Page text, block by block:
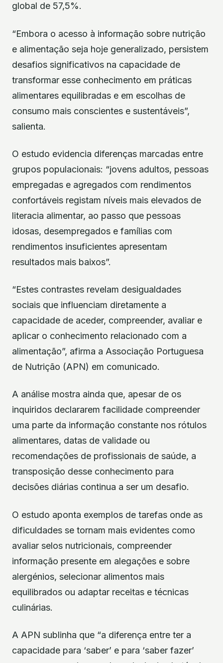
global de 57,5%.
“Embora o acesso à informação sobre nutrição
e alimentação seja hoje generalizado, persistem
desafios significativos na capacidade de
transformar esse conhecimento em práticas
alimentares equilibradas e em escolhas de
consumo mais conscientes e sustentáveis”,
salienta.
O estudo evidencia diferenças marcadas entre
grupos populacionais: “jovens adultos, pessoas
empregadas e agregados com rendimentos
confortáveis registam níveis mais elevados de
literacia alimentar, ao passo que pessoas
idosas, desempregados e famílias com
rendimentos insuficientes apresentam
resultados mais baixos”.
“Estes contrastes revelam desigualdades
sociais que influenciam diretamente a
capacidade de aceder, compreender, avaliar e
aplicar o conhecimento relacionado com a
alimentação”, afirma a Associação Portuguesa
de Nutrição (APN) em comunicado.
A análise mostra ainda que, apesar de os
inquiridos declararem facilidade compreender
uma parte da informação constante nos rótulos
alimentares, datas de validade ou
recomendações de profissionais de saúde, a
transposição desse conhecimento para
decisões diárias continua a ser um desafio.
O estudo aponta exemplos de tarefas onde as
dificuldades se tornam mais evidentes como
avaliar selos nutricionais, compreender
informação presente em alegações e sobre
alergénios, selecionar alimentos mais
equilibrados ou adaptar receitas e técnicas
culinárias.
A APN sublinha que “a diferença entre ter a
capacidade para ‘saber’ e para ‘saber fazer’